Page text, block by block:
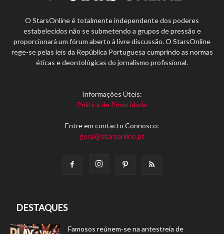
O StarsOnline é totalmente independente dos poderes
estabelecidos não se submetendo a grupos de pressão e
proporcionará um fórum aberto à livre discussão. O StarsOnline
rege-se pelas leis da República Portuguesa cumprindo as normas
éticas e deontológicas do jornalismo profissional.
Informações Úteis:
Política de Privacidade
Entre em contacto Connosco:
geral@starsonline.pt
DESTAQUES
Famosos reúnem-se na antestreia de